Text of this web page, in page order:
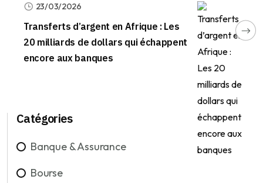
23/03/2026
Transferts d’argent en Afrique : Les
20 milliards de dollars qui échappent
encore aux banques
Catégories
Banque & Assurance
Bourse